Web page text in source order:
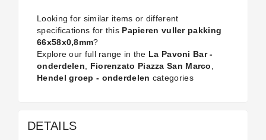
Looking for similar items or different
specifications for this Papieren vuller pakking
66x58x0,8mm?
Explore our full range in the La Pavoni Bar -
onderdelen
Fiorenzato Piazza San Marco
Hendel groep - onderdelen categories
DETAILS